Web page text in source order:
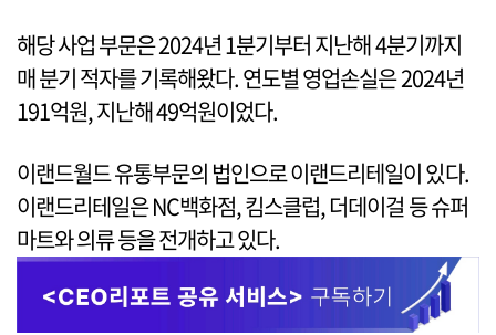
해당 사업 부문은 2024년 1분기부터 지난해 4분기까지
매 분기 적자를 기록해왔다. 연도별 영업손실은 2024년
191억원, 지난해 49억원이었다.
이랜드월드 유통부문의 법인으로 이랜드리테일이 있다.
이랜드리테일은 NC백화점, 킴스클럽, 더데이걸 등 슈퍼
마트와 의류 등을 전개하고 있다.